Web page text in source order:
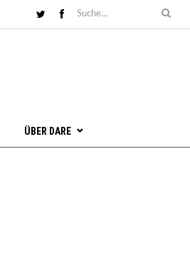
ÜBER DARE